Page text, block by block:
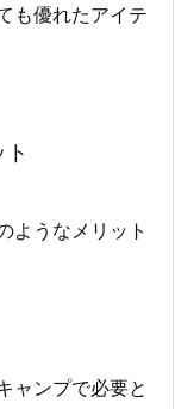
も優れたアイテ
ようなメリット
ャンプで必要と